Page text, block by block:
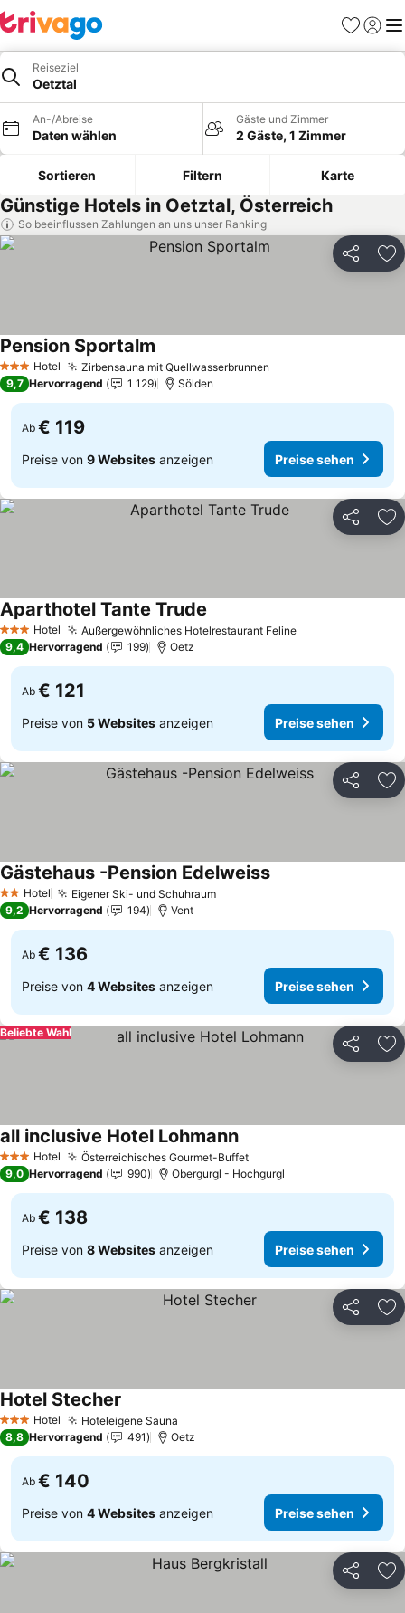
Favoriten
Reiseziel
Oetztal
An-/Abreise
Daten wählen
Gäste und Zimmer
2 Gäste, 1 Zimmer
Sortieren Filtern Karte
Günstige Hotels in Oetztal, Österreich
So beeinflussen Zahlungen an uns unser Ranking
Teilen
3 SterneHotel Zirbensauna mit Quellwasserbrunnen
Pension Sportalm
9,7 Hervorragend 1 129 Sölden
Ab € 119
Preise von 9 Websites anzeigen Preise sehen
Teilen
3 SterneHotel Außergewöhnliches Hotelrestaurant Feline
Aparthotel Tante Trude
9,4 Hervorragend 199 Oetz
Ab € 121
Preise von 5 Websites anzeigen Preise sehen
Teilen
2 Sterne
Hotel Eigener Ski- und Schuhraum
Gästehaus -Pension Edelweiss
9,2 Hervorragend 194 Vent
Ab € 136
Preise von 4 Websites anzeigen Preise sehen
Teilen
Beliebte Wahl
3 SterneHotel Österreichisches Gourmet-Buffet
all inclusive Hotel Lohmann
9,0 Hervorragend 990 Obergurgl - Hochgurgl
Ab € 138
Preise von 8 Websites anzeigen Preise sehen
Teilen
3 SterneHotel Hoteleigene Sauna
Hotel Stecher
8,8 Hervorragend 491 Oetz
Ab € 140
Preise von 4 Websites anzeigen Preise sehen
Teilen